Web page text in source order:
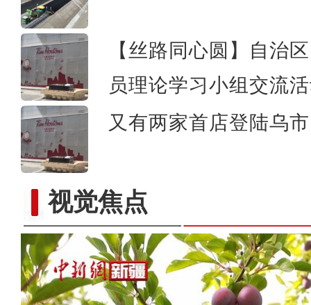
【丝路同心圆】自治
员理论学习小组交流
又有两家首店登陆乌
视觉焦点新疆拜城县：西梅丰收果